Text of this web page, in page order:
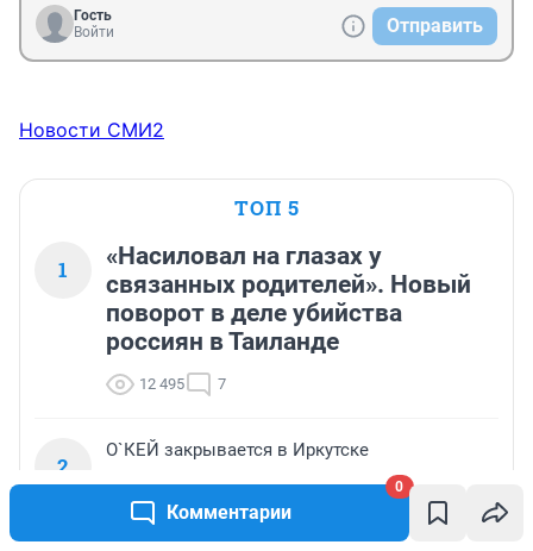
Комментарии
0
Гость
Войти
Отправить
Новости СМИ2
ТОП 5
1
«Насиловал на глазах у
связанных родителей». Новый
поворот в деле убийства
россиян в Таиланде
12 495 7
2
О`КЕЙ закрывается в Иркутске
8 444 23